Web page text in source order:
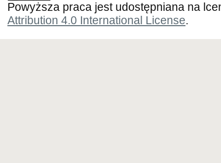
Powyższa praca jest udostępniana na
Attribution 4.0 International License.